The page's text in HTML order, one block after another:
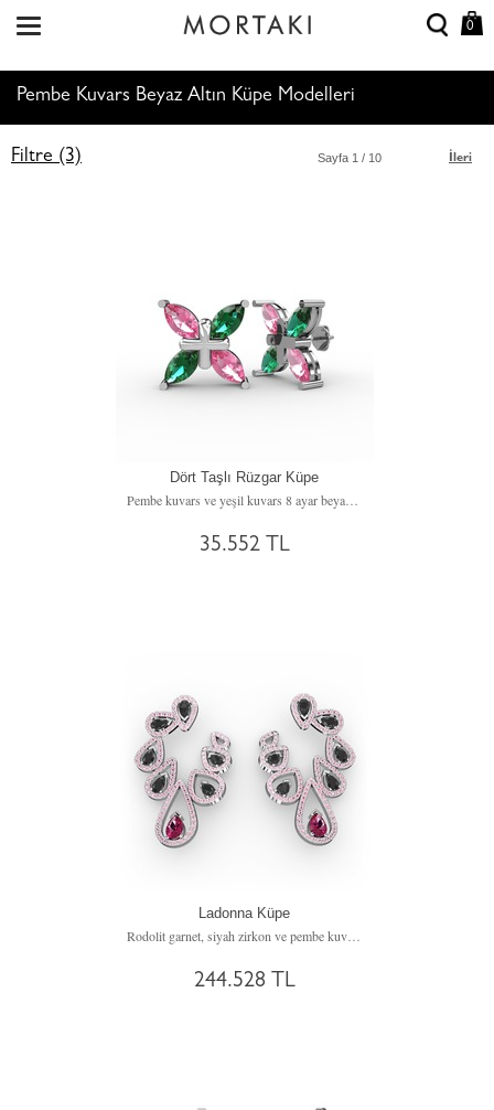
0
Pembe Kuvars Beyaz Altın Küpe Modelleri
Filtre (3) İleri
Sayfa 1 / 10
Dört Taşlı Rüzgar Küpe
Pembe kuvars ve yeşil kuvars 8 ayar beyaz altın küpe
35.552 TL
Ladonna Küpe
Rodolit garnet, siyah zirkon ve pembe kuvars 14 ayar beyaz altın küpe
244.528 TL